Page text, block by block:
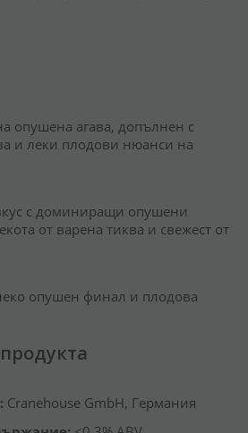
опушена агава, допълнен с
и леки плодови нюанси на
с доминиращи опушени
от варена тиква и свежест от
опушен финал и плодова
Cranehouse GmbH, Германия